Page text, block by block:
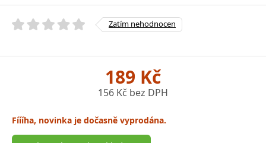
Zatím nehodnocen
189 Kč
156 Kč bez DPH
Fíííha, novinka je dočasně vyprodána.